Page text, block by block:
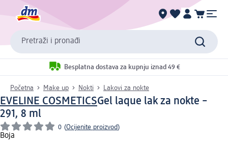
Pretraži i pronađi
Besplatna dostava za kupnju iznad 49 €
Početna Make up Nokti Lakovi za nokte
EVELINE COSMETICSGel laque lak za nokte –
291, 8 ml
0 (Ocijenite proizvod)
Boja